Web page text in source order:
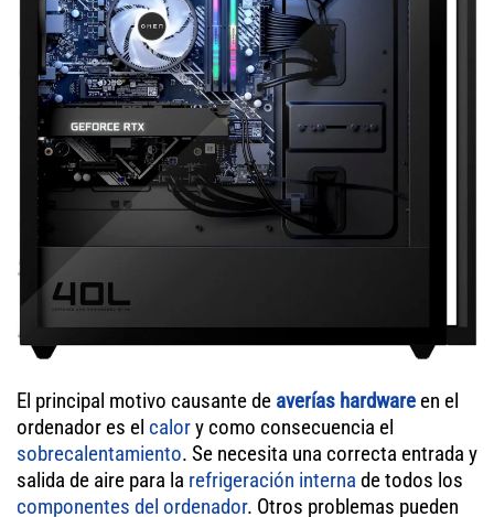
El principal motivo causante de averías hardware en el
ordenador es el calory como consecuencia el
sobrecalentamiento. Se necesita una correcta entrada y
salida de aire para la refrigeración interna de todos los
componentes del ordenador. Otros problemas pueden